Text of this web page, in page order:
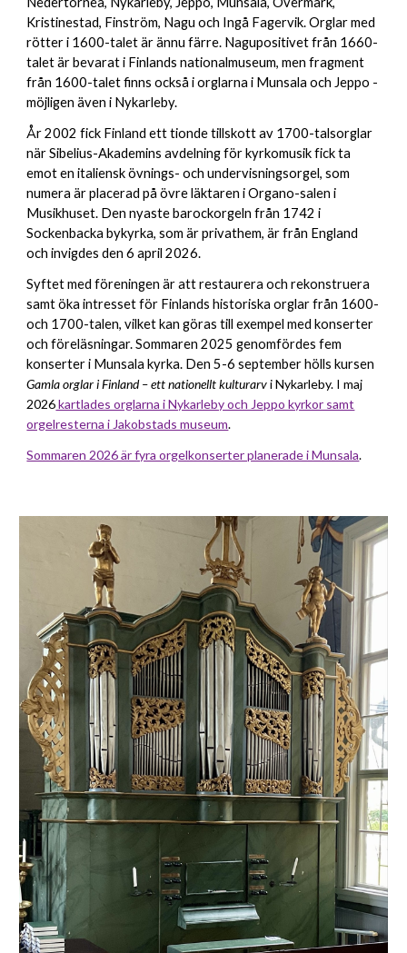
Kristinestad, Finström, Nagu och Ingå Fagervik. Orglar med
rötter i 1600-talet är ännu färre. Nagupositivet från 1660-
talet är bevarat i Finlands nationalmuseum, men fragment
från 1600-talet finns också i orglarna i Munsala och Jeppo -
möjligen även i Nykarleby.
År 2002 fick Finland ett tionde tillskott av 1700-talsorglar
när Sibelius-Akademins avdelning för kyrkomusik fick ta
emot en italiensk övnings- och undervisningsorgel, som
numera är placerad på övre läktaren i Organo-salen i
Musikhuset. Den nyaste barockorgeln från 1742 i
Sockenbacka bykyrka, som är privathem, är från England
och invigdes den 6 april 2026.
Syftet med föreningen är att restaurera och rekonstruera
samtöka intresset för Finlands historiska orglar från 1600-
och 1700-talen, vilket kan göras till exempel medkonserter
och föreläsningar. Sommaren 2025 genomfördes fem
konserter i Munsala kyrka. Den 5-6 september hölls kursen
Gamla orglar i Finland – ett nationellt kulturarvi Nykarleby. I maj
2026kartlades orglarna i Nykarleby och Jeppo kyrkor samt
orgelresterna i Jakobstads museum.
Sommaren 2026 är fyra orgelkonserter planerade i Munsala.